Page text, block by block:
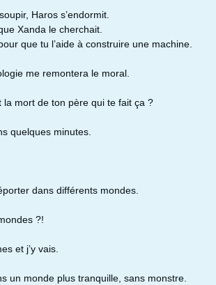
Haros s’endormit.
Xanda le cherchait.
que tu l’aide à construire une machine.
me remontera le moral.
la mort de ton père qui te fait ça ?
quelques minutes.
dans différents mondes.
?!
et j’y vais.
un monde plus tranquille, sans monstre.